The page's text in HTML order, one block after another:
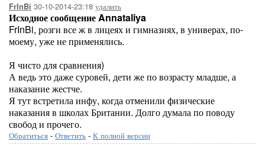
FrInBi 30-10-2014-23:18 удалить
Исходное сообщение Annataliya
FrInBi, розги все ж в лицеях и гимназиях, в универах, по-
моему, уже не применялись.
Я чисто для сравнения)
А ведь это даже суровей, дети же по возрасту младше, а
наказание жестче.
Я тут встретила инфу, когда отменили физические
наказания в школах Британии. Долго думала по поводу
свобод и прочего.
Обратиться - Ответить - К полной версии